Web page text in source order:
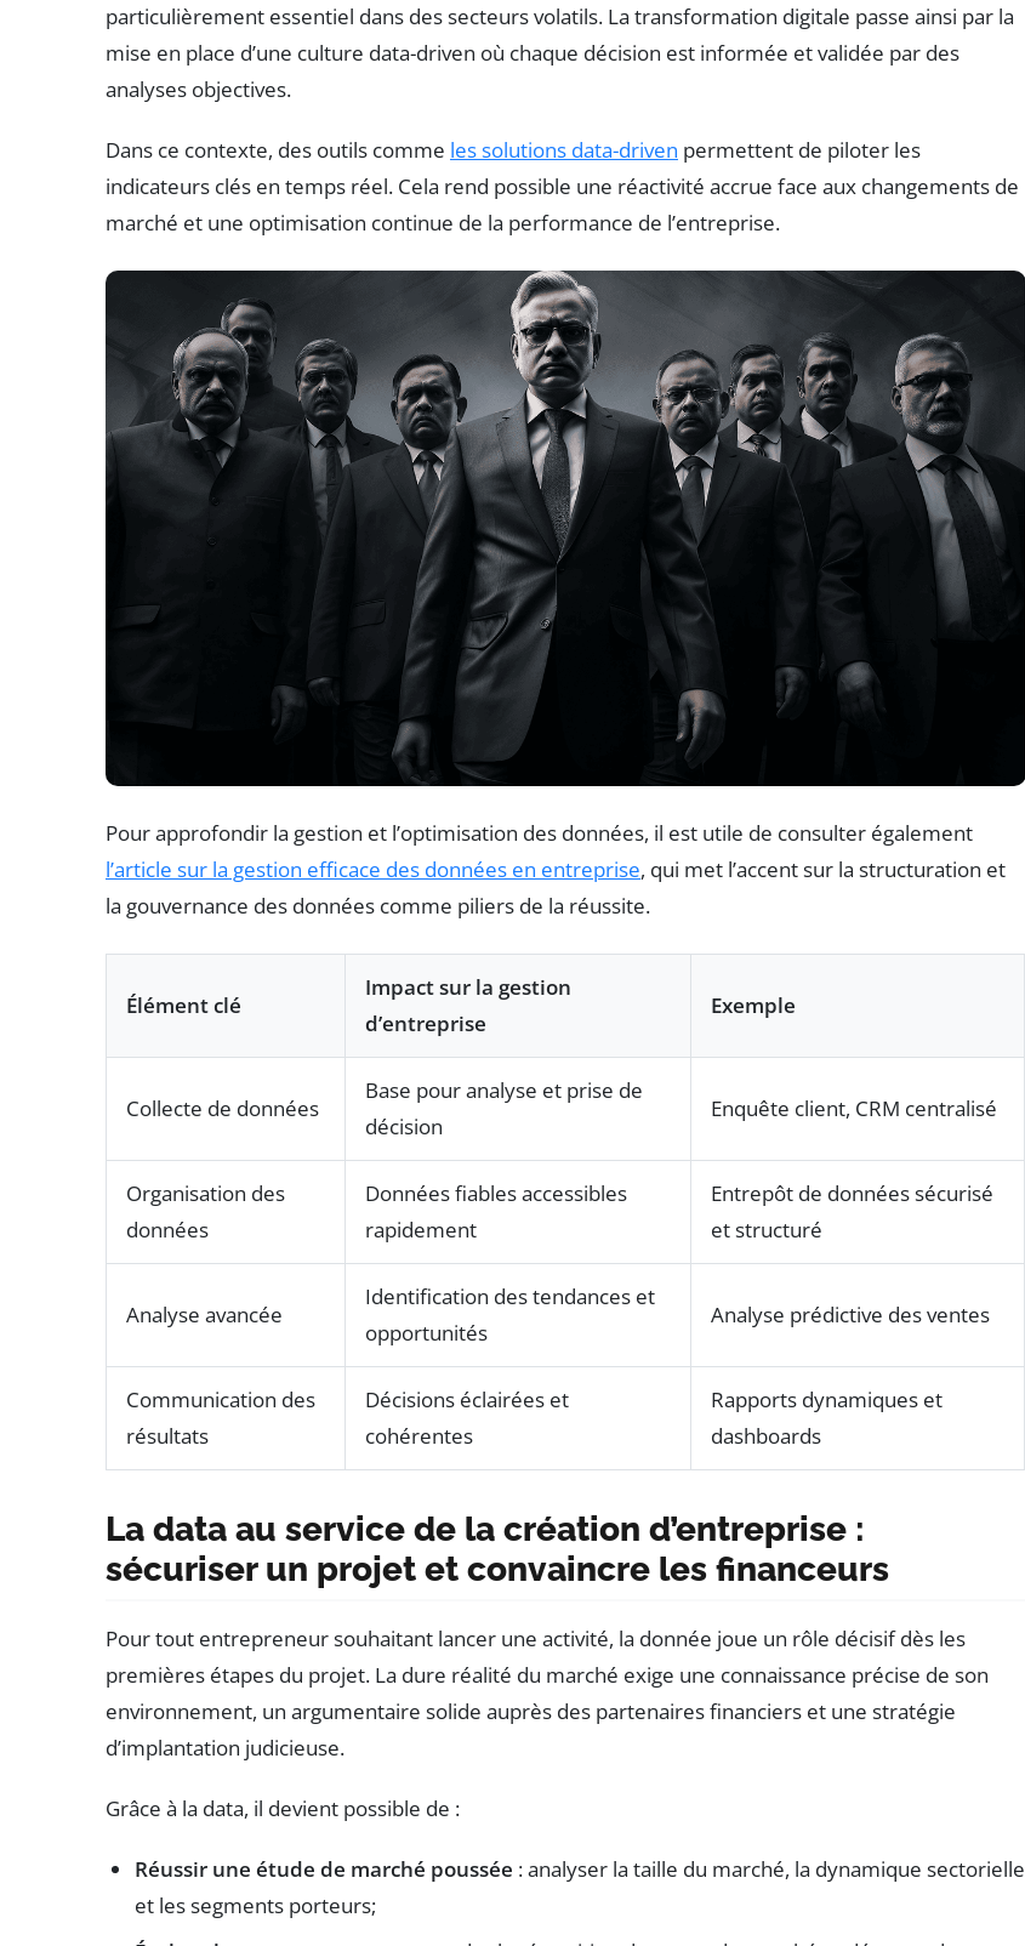
particulièrement essentiel dans des secteurs volatils. La transformation digitale passe ainsi par la
mise en place d’une culture data-driven où chaque décision est informée et validée par des
analyses objectives.
Dans ce contexte, des outils comme les solutions data-driven permettent de piloter les
indicateurs clés en temps réel. Cela rend possible une réactivité accrue face aux changements de
marché et une optimisation continue de la performance de l’entreprise.
Pour approfondir la gestion et l’optimisation des données, il est utile de consulter également
l’article sur la gestion efficace des données en entreprise, qui met l’accent sur la structuration et
la gouvernance des données comme piliers de la réussite.
Élément clé
Impact sur la gestion
d’entreprise
Exemple
Collecte de données
Base pour analyse et prise de
décision
Enquête client, CRM centralisé
Organisation des
données
Données fiables accessibles
rapidement
Entrepôt de données sécurisé
et structuré
Analyse avancée
Identification des tendances et
opportunités
Analyse prédictive des ventes
Communication des
résultats
Décisions éclairées et
cohérentes
Rapports dynamiques et
dashboards
La data au service de la création d’entreprise :
sécuriser un projet et convaincre les financeurs
Pour tout entrepreneur souhaitant lancer une activité, la donnée joue un rôle décisif dès les
premières étapes du projet. La dure réalité du marché exige une connaissance précise de son
environnement, un argumentaire solide auprès des partenaires financiers et une stratégie
d’implantation judicieuse.
Grâce à la data, il devient possible de :
Réussir une étude de marché poussée : analyser la taille du marché, la dynamique sectorielle
et les segments porteurs;